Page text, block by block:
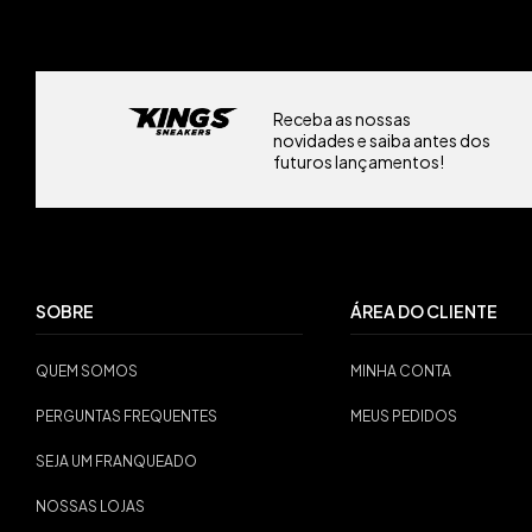
Receba as nossas
novidades e saiba antes dos
futuros lançamentos!
SOBRE
QUEM SOMOS
PERGUNTAS FREQUENTES
SEJA UM FRANQUEADO
NOSSAS LOJAS
ÁREA DO CLIENTE
MINHA CONTA
MEUS PEDIDOS